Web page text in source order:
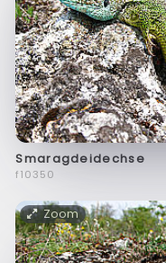
Smaragdeidechse
f10350
Zoom